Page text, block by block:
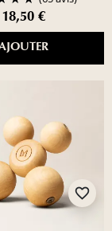
18,50 €
favorite_border